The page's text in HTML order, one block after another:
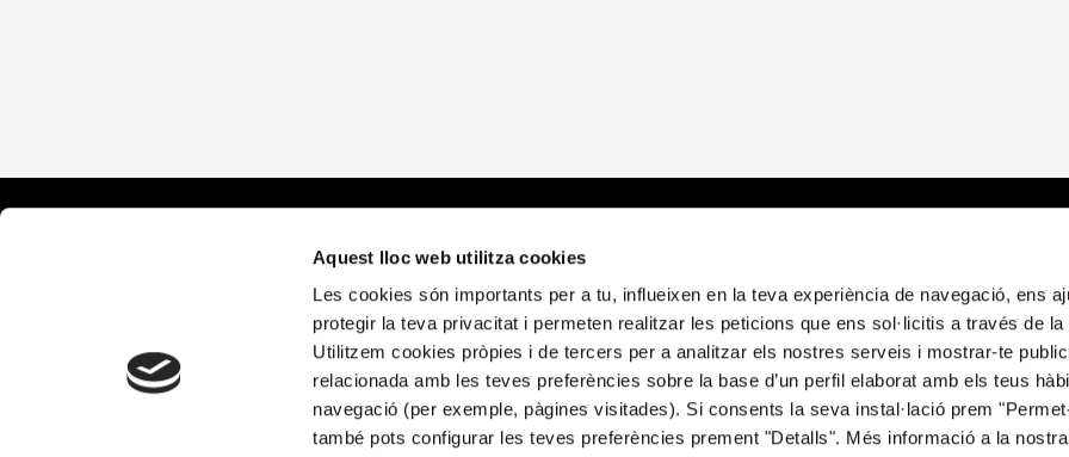
Aquest lloc web utilitza cookies
Les cookies són importants per a tu, influeixen en la teva experiència de navegació, ens
protegir la teva privacitat i permeten realitzar les peticions que ens sol·licitis a través de la
Utilitzem cookies pròpies i de tercers per a analitzar els nostres serveis i mostrar-te
relacionada amb les teves preferències sobre la base d’un perfil elaborat amb els teus
navegació (per exemple, pàgines visitades). Si consents la seva instal·lació prem
també pots configurar les teves preferències prement "Detalls". Més informació a la nostra
Què fem?
Alícia Salut
Alícia Territori
Qui som
Publicacions
Notícies
Contacte